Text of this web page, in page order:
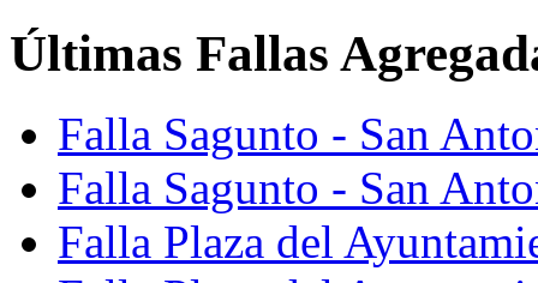
Últimas Fallas
Falla Sagunto - San
Falla Sagunto - San
Falla Plaza del